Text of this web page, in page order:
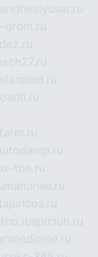
andreislyusar.ru
grom.ru
roadli.ru
x-ton.ru
manunae.ru
tajuncos.ru
splclub.ru